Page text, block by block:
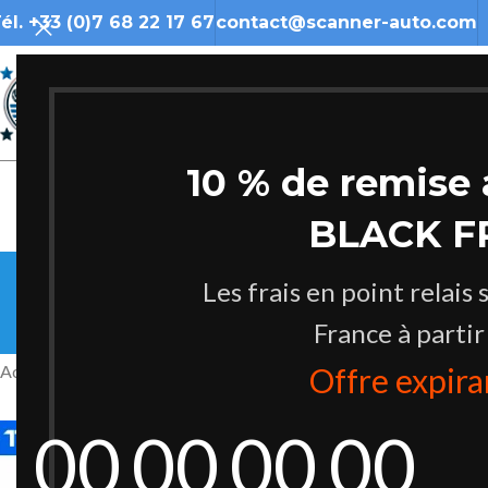
10 % de
BLACK
Les frais en point relais
France à
Offre
00000000
+33 (0)7 68 22 17 67contact@scanner-auto.com
ACCESSOIRESBOOSTER ET
Accueil